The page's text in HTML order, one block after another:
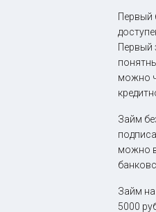
Первый
Первый
можно
Займ
можно
Займ
5000